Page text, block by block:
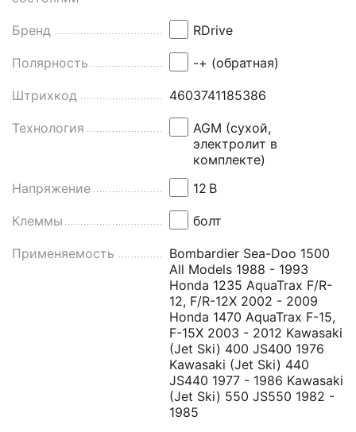
Бренд RDrive
Полярность -+ (обратная)
Штрихкод 4603741185386
Технология
AGM (сухой,
электролит в
комплекте)
Напряжение
12 В
Клеммы болт
Применяемость
Bombardier Sea-Doo 1500
All Models 1988 - 1993
Honda 1235 AquaTrax F/R-
12, F/R-12X 2002 - 2009
Honda 1470 AquaTrax F-15,
F-15X 2003 - 2012 Kawasaki
(Jet Ski) 400 JS400 1976
Kawasaki (Jet Ski) 440
JS440 1977 - 1986 Kawasaki
(Jet Ski) 550 JS550 1982 -
1985